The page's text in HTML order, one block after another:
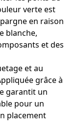
verte est
en raison
blanche,
et des
et au
grâce à
garantit un
pour un
placement